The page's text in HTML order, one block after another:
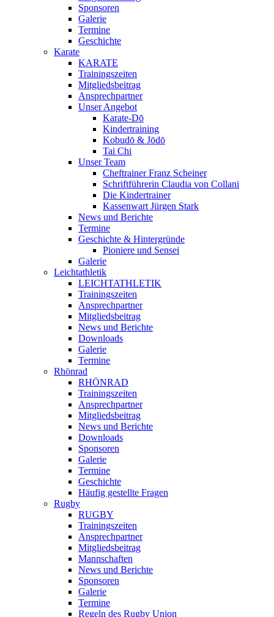
Sponsoren
Galerie
Termine
Geschichte
Karate
KARATE
Trainingszeiten
Mitgliedsbeitrag
Ansprechpartner
Unser Angebot
Karate-Dō
Kindertraining
Kobudō & Jōdō
Tai Chi
Unser Team
Cheftrainer Franz Scheiner
Schriftführerin Claudia von Collani
Die Kindertrainer
Kassenwart Jürgen Stark
News und Berichte
Termine
Geschichte & Hintergründe
Pioniere und Sensei
Galerie
Leichtathletik
LEICHTATHLETIK
Trainingszeiten
Ansprechpartner
Mitgliedsbeitrag
News und Berichte
Downloads
Galerie
Termine
Rhönrad
RHÖNRAD
Trainingszeiten
Ansprechpartner
Mitgliedsbeitrag
News und Berichte
Downloads
Sponsoren
Galerie
Termine
Geschichte
Häufig gestellte Fragen
Rugby
RUGBY
Trainingszeiten
Ansprechpartner
Mitgliedsbeitrag
Mannschaften
News und Berichte
Sponsoren
Galerie
Termine
Regeln des Rugby Union